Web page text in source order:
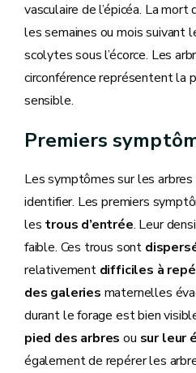
vasculaire de l’épicéa. La mort
les semaines ou mois suivant
scolytes sous l’écorce. Les
circonférence représentent la
sensible.
Premiers
Les symptômes sur les
identifier. Les premiers
les trous d’entrée. Leur
faible. Ces trous sont
relativement difficiles à
des galeries maternelles
durant le forage est bien
pied des arbres ou sur leur
également de repérer les